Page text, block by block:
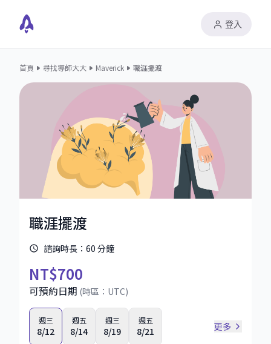
登入
首頁 尋找導師大大 Maverick 職涯擺渡
職涯擺渡
諮詢時長： 60 分鐘
NT$700
可預約日期 (時區： UTC)
週三
8/12
週五
8/14
週三
8/19
週五
8/21 更多